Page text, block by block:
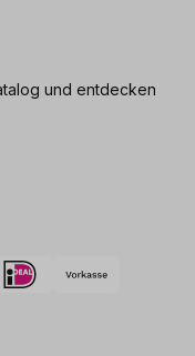
und entdecken